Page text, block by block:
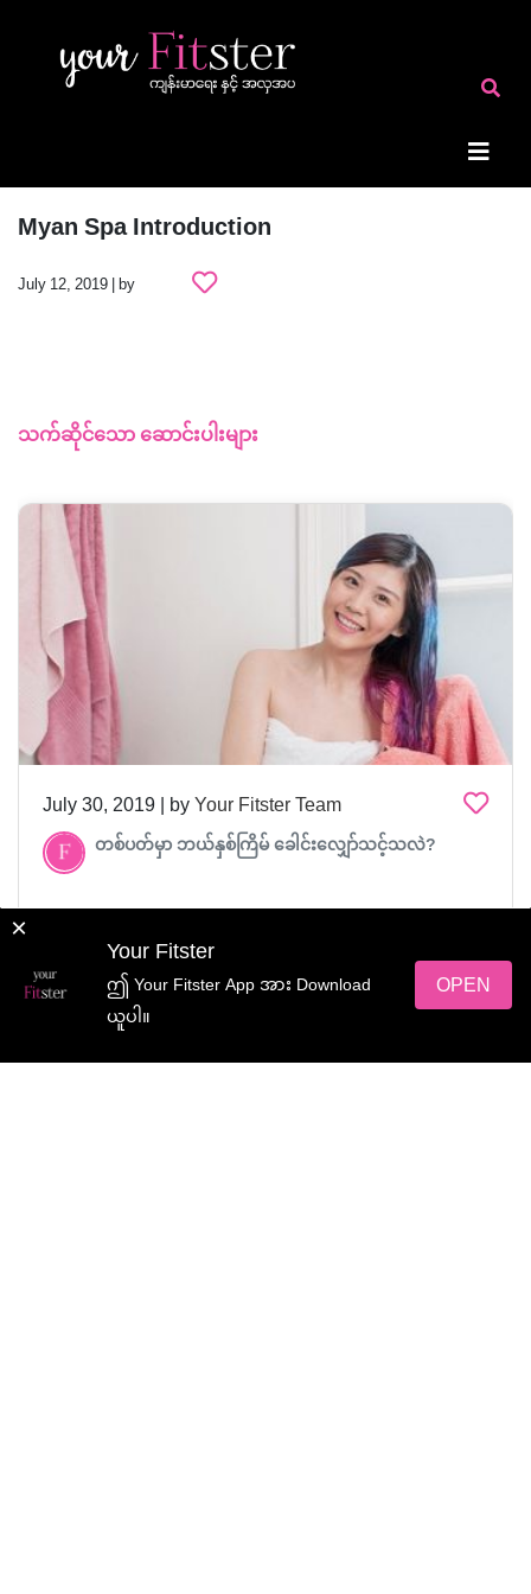
× Your Fitster
ဤ Your Fitster App အား Download
ယူပါ။
OPEN
Myan Spa Introduction
July 12, 2019 | by
သက်ဆိုင်သော ဆောင်းပါးများ
July 30, 2019 | byYour Fitster Team
တစ်ပတ်မှာ ဘယ်နှစ်ကြိမ် ခေါင်းလျှော်သင့်သလဲ?